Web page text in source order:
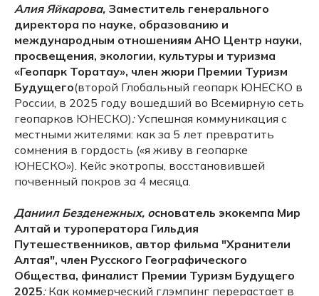
Алия Яйкарова, Заместитель генерального
директора по науке, образованию и
международным отношениям АНО Центр науки,
просвещения, экологии, культуры и туризма
«Геопарк Торатау», член жюри Премии Туризм
Будущего(второй Глобальный геопарк ЮНЕСКО в
России, в 2025 году вошедший во Всемирную сеть
геопарков ЮНЕСКО):Успешная коммуникация с
местными жителями: как за 5 лет превратить
сомнения в гордость («я живу в геопарке
ЮНЕСКО»). Кейс экотропы, восстановившей
почвенный покров за 4 месяца.
Даниил Безденежных, основатель экокемпа Мир
Алтай и туроператора Гильдия
Путешественников, автор фильма "Хранители
Алтая", член Русского Географического
Общества, финалист Премии Туризм Будущего
2025:Как коммерческий глэмпинг перерастает в